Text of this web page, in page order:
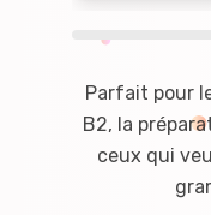
Parfait pour
B2, la
ceux qui